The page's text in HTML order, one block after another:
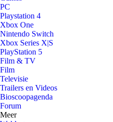
PC
Playstation 4
Xbox One
Nintendo Switch
Xbox Series X|S
PlayStation 5
Film & TV
Film
Televisie
Trailers en Videos
Bioscoopagenda
Forum
Meer